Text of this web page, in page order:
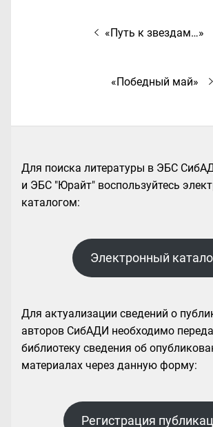
Навигация Предыдущая
«Путь к звездам…»
Следующая
«Победный май»
Для поиска литературы в ЭБС
и ЭБС "Юрайт" воспользуйтесь
каталогом:
Электронный
Для актуализации сведений о
авторов СибАДИ необходимо
библиотеку сведения об
материалах через данную форму:
Регистрация